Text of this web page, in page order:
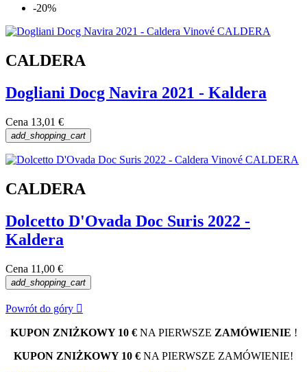
-20%
CALDERA
Dogliani Docg Navira 2021 - Kaldera
Cena 13,01 €
add_shopping_cart
CALDERA
Dolcetto D'Ovada Doc Suris 2022 -
Kaldera
Cena 11,00 €
add_shopping_cart
Powrót do góry 
KUPON ZNIŻKOWY 10 €NA PIERWSZE ZAMÓWIENIE !
KUPON ZNIŻKOWY 10 € NA PIERWSZE ZAMÓWIENIE!